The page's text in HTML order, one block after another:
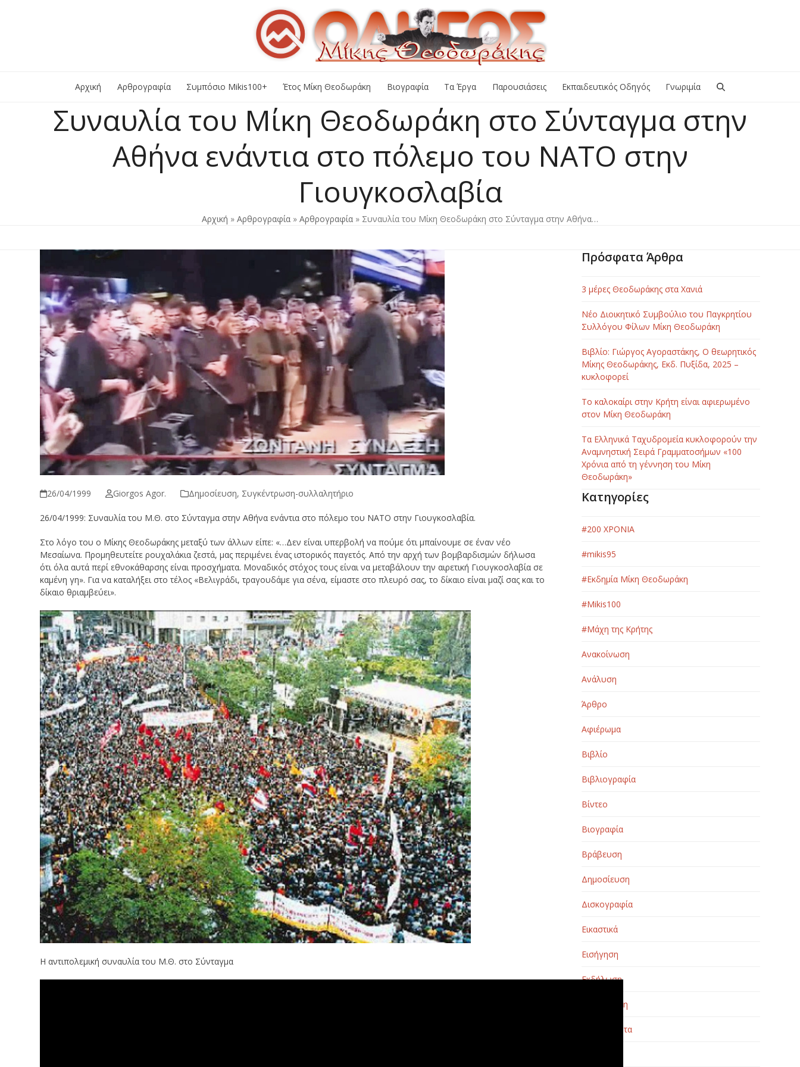
Αρχική Αρθρογραφία Συμπόσιο Mikis100+ Έτος Μίκη Θεοδωράκη Βιογραφία Τα Έργα Παρουσιάσεις Εκπαιδευτικός Οδηγός Γνωριμία
Συναυλία του Μίκη Θεοδωράκη στο Σύνταγμα στην
Αθήνα ενάντια στο πόλεμο του ΝΑΤΟ στην
Γιουγκοσλαβία
Αρχική » Αρθρογραφία » Αρθρογραφία » Συναυλία του Μίκη Θεοδωράκη στο Σύνταγμα στην Αθήνα…
26/04/1999 Giorgos Agor. Δημοσίευση, Συγκέντρωση-συλλαλητήριο
26/04/1999: Συναυλία του Μ.Θ. στο Σύνταγμα στην Αθήνα ενάντια στο πόλεμο του ΝΑΤΟ στην Γιουγκοσλαβία.
Στο λόγο του ο Μίκης Θεοδωράκης μεταξύ των άλλων είπε: «…Δεν είναι υπερβολή να πούμε ότι μπαίνουμε σε έναν νέο
Μεσαίωνα. Προμηθευτείτε ρουχαλάκια ζεστά, μας περιμένει ένας ιστορικός παγετός. Από την αρχή των βομβαρδισμών δήλωσα
ότι όλα αυτά περί εθνοκάθαρσης είναι προσχήματα. Μοναδικός στόχος τους είναι να μεταβάλουν την αιρετική Γιουγκοσλαβία σε
καμένη γη». Για να καταλήξει στο τέλος «Βελιγράδι, τραγουδάμε για σένα, είμαστε στο πλευρό σας, το δίκαιο είναι μαζί σας και το
δίκαιο θριαμβεύει».
Η αντιπολεμική συναυλία του Μ.Θ. στο Σύνταγμα
Πρόσφατα Άρθρα
3 μέρες Θεοδωράκης στα Χανιά
Νέο Διοικητικό Συμβούλιο του Παγκρητίου
Συλλόγου Φίλων Μίκη Θεοδωράκη
Βιβλίο: Γιώργος Αγοραστάκης, Ο θεωρητικός
Μίκης Θεοδωράκης, Εκδ. Πυξίδα, 2025 –
κυκλοφορεί
Το καλοκαίρι στην Κρήτη είναι αφιερωμένο
στον Μίκη Θεοδωράκη
Τα Ελληνικά Ταχυδρομεία κυκλοφορούν την
Αναμνηστική Σειρά Γραμματοσήμων «100
Χρόνια από τη γέννηση του Μίκη
Θεοδωράκη»
Κατηγορίες
#200 ΧΡΟΝΙΑ
#mikis95
#Εκδημία Μίκη Θεοδωράκη
#Μikis100
#Μάχη της Κρήτης
Ανακοίνωση
Ανάλυση
Άρθρο
Αφιέρωμα
Βιβλίο
Βιβλιογραφία
Βίντεο
Βιογραφία
Βράβευση
Δημοσίευση
Δισκογραφία
Εικαστικά
Εισήγηση
Εκδήλωση
Εκπαίδευση
Επικαιρότητα